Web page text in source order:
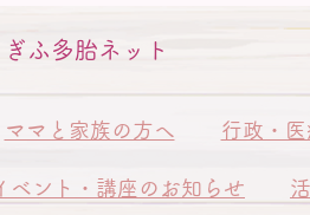
ふ多胎ネット
ママと家族の方へ 行政・
ベント・講座のお知らせ